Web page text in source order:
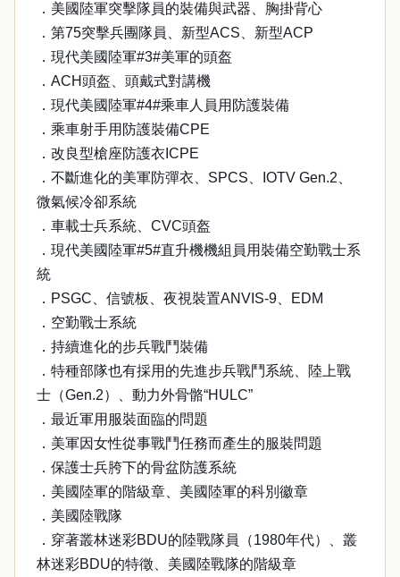
．美國陸軍突擊隊員的裝備與武器、胸掛背心
．第75突擊兵團隊員、新型ACS、新型ACP
．現代美國陸軍#3#美軍的頭盔
．ACH頭盔、頭戴式對講機
．現代美國陸軍#4#乘車人員用防護裝備
．乘車射手用防護裝備CPE
．改良型槍座防護衣ICPE
．不斷進化的美軍防彈衣、SPCS、IOTV Gen.2、
微氣候冷卻系統
．車載士兵系統、CVC頭盔
．現代美國陸軍#5#直升機機組員用裝備空勤戰士系
統
．PSGC、信號板、夜視裝置ANVIS-9、EDM
．空勤戰士系統
．持續進化的步兵戰鬥裝備
．特種部隊也有採用的先進步兵戰鬥系統、陸上戰
士（Gen.2）、動力外骨骼“HULC”
．最近軍用服裝面臨的問題
．美軍因女性從事戰鬥任務而產生的服裝問題
．保護士兵胯下的骨盆防護系統
．美國陸軍的階級章、美國陸軍的科別徽章
．美國陸戰隊
．穿著叢林迷彩BDU的陸戰隊員（1980年代）、叢
林迷彩BDU的特徵、美國陸戰隊的階級章